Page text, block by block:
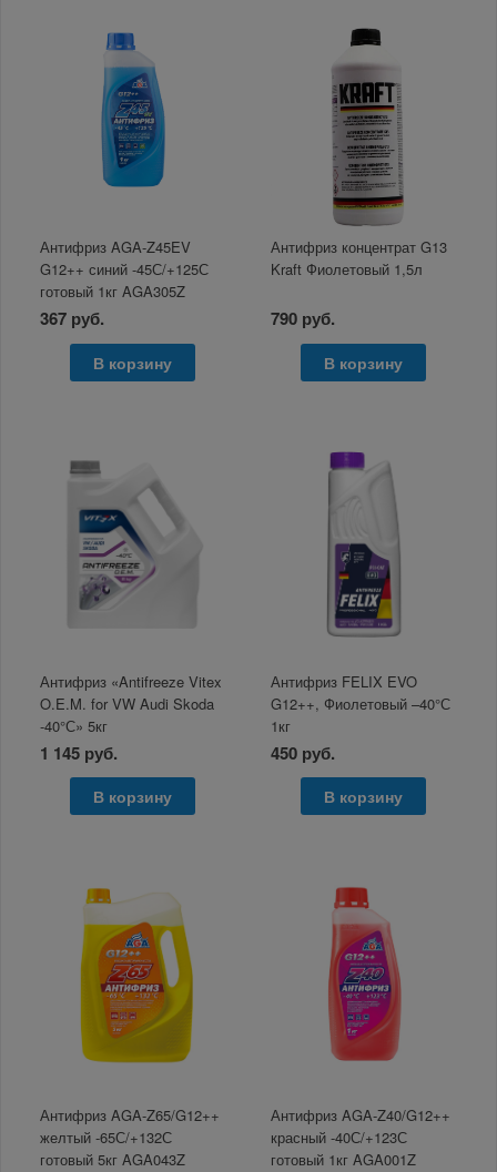
Антифриз AGA-Z45EV
G12++ синий -45С/+125С
готовый 1кг AGA305Z
367 руб.
В корзину
Антифриз концентрат G13
Kraft Фиолетовый 1,5л
790 руб.
В корзину
Антифриз «Antifreeze Vitex
O.E.M. for VW Audi Skoda
-40°С» 5кг
1 145 руб.
В корзину
Антифриз FELIX EVO
G12++, Фиолетовый –40°С
1кг
450 руб.
В корзину
Антифриз AGA-Z65/G12++
желтый -65С/+132С
готовый 5кг AGA043Z
Антифриз AGA-Z40/G12++
красный -40С/+123С
готовый 1кг AGA001Z